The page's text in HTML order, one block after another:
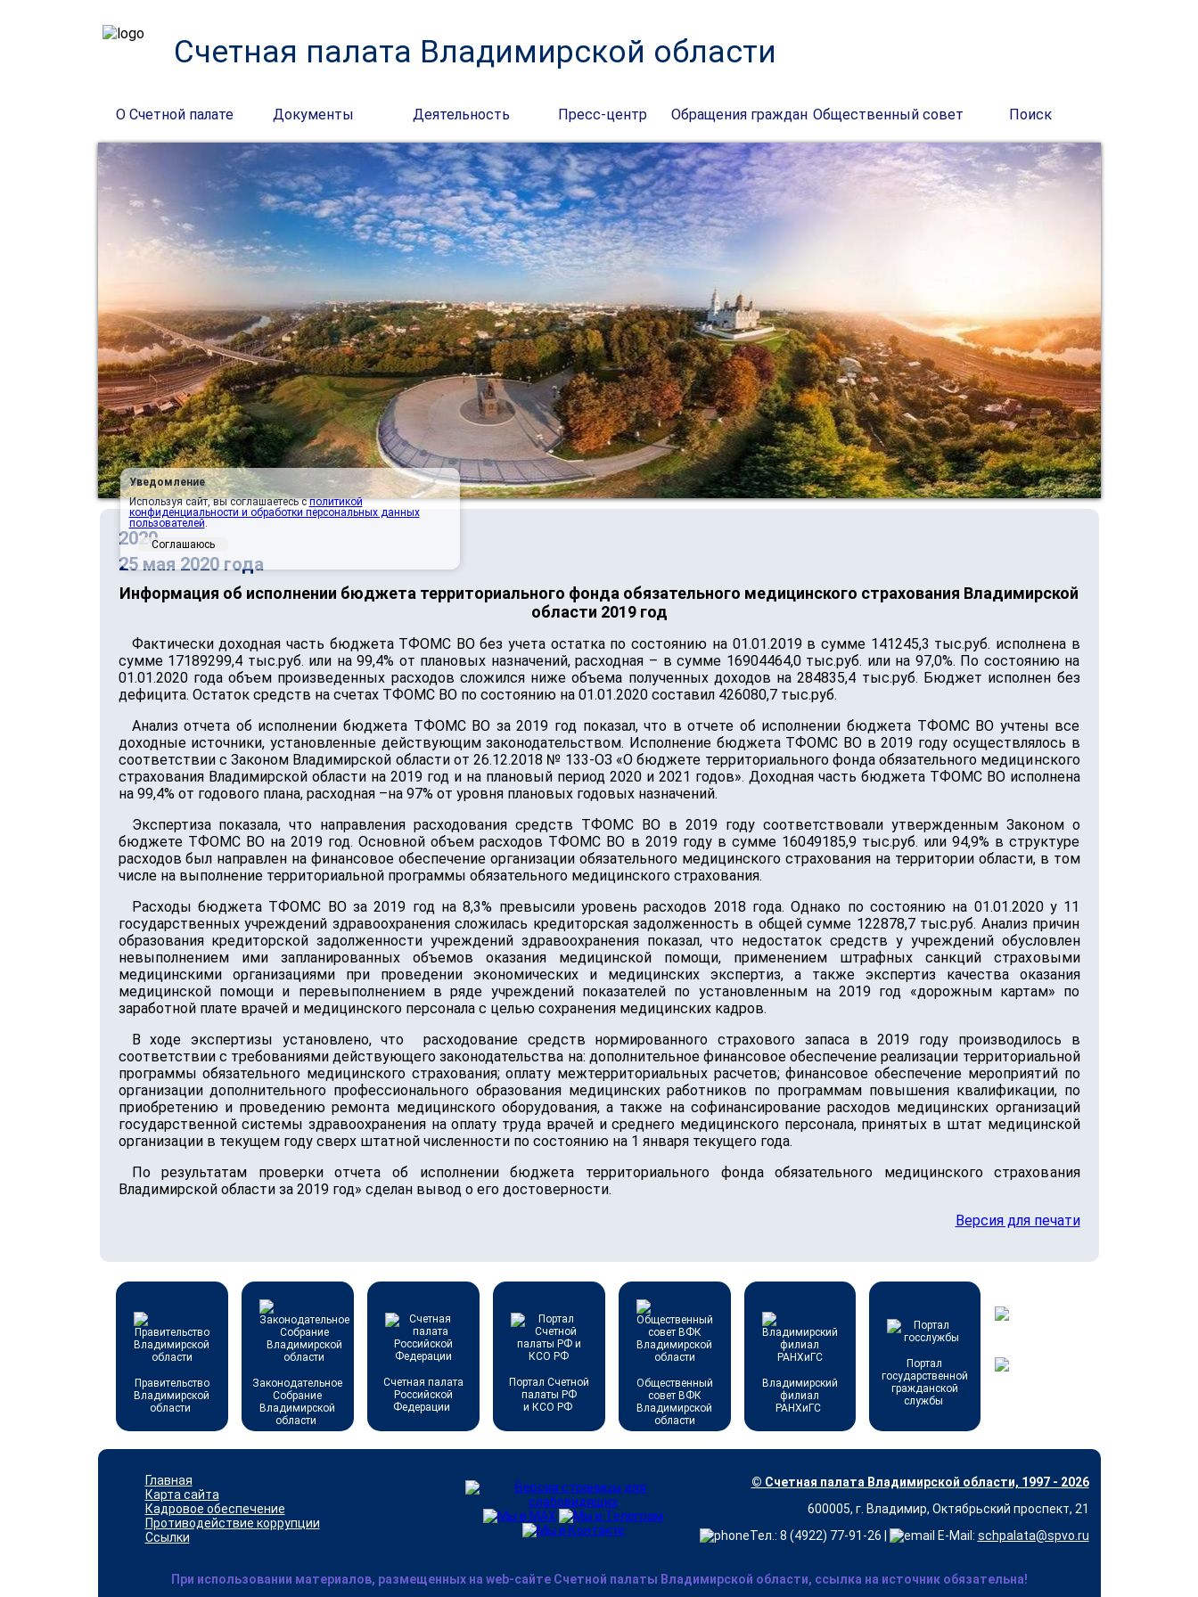
Счетная палата Владимирской области
О Счетной палате Документы Деятельность Пресс-центр Обращения граждан Общественный совет Поиск
2020
25 мая 2020 года
Информация об исполнении бюджета территориального фонда обязательного медицинского страхования Владимирской
области 2019 год
Фактически доходная часть бюджета ТФОМС ВО без учета остатка по состоянию на 01.01.2019 в сумме 141245,3 тыс.руб. исполнена в
сумме 17189299,4 тыс.руб. или на 99,4% от плановых назначений, расходная – в сумме 16904464,0 тыс.руб. или на 97,0%. По состоянию на
01.01.2020 года объем произведенных расходов сложился ниже объема полученных доходов на 284835,4 тыс.руб. Бюджет исполнен без
дефицита. Остаток средств на счетах ТФОМС ВО по состоянию на 01.01.2020 составил 426080,7 тыс.руб.
Анализ отчета об исполнении бюджета ТФОМС ВО за 2019 год показал, что в отчете об исполнении бюджета ТФОМС ВО учтены все
доходные источники, установленные действующим законодательством. Исполнение бюджета ТФОМС ВО в 2019 году осуществлялось в
соответствии с Законом Владимирской области от 26.12.2018 № 133-ОЗ «О бюджете территориального фонда обязательного медицинского
страхования Владимирской области на 2019 год и на плановый период 2020 и 2021 годов». Доходная часть бюджета ТФОМС ВО исполнена
на 99,4% от годового плана, расходная –на 97% от уровня плановых годовых назначений.
Экспертиза показала, что направления расходования средств ТФОМС ВО в 2019 году соответствовали утвержденным Законом о
бюджете ТФОМС ВО на 2019 год. Основной объем расходов ТФОМС ВО в 2019 году в сумме 16049185,9 тыс.руб. или 94,9% в структуре
расходов был направлен на финансовое обеспечение организации обязательного медицинского страхования на территории области, в том
числе на выполнение территориальной программы обязательного медицинского страхования.
Расходы бюджета ТФОМС ВО за 2019 год на 8,3% превысили уровень расходов 2018 года. Однако по состоянию на 01.01.2020 у 11
государственных учреждений здравоохранения сложилась кредиторская задолженность в общей сумме 122878,7 тыс.руб. Анализ причин
образования кредиторской задолженности учреждений здравоохранения показал, что недостаток средств у учреждений обусловлен
невыполнением ими запланированных объемов оказания медицинской помощи, применением штрафных санкций страховыми
медицинскими организациями при проведении экономических и медицинских экспертиз, а также экспертиз качества оказания
медицинской помощи и перевыполнением в ряде учреждений показателей по установленным на 2019 год «дорожным картам» по
заработной плате врачей и медицинского персонала с целью сохранения медицинских кадров.
В ходе экспертизы установлено, что расходование средств нормированного страхового запаса в 2019 году производилось в
соответствии с требованиями действующего законодательства на: дополнительное финансовое обеспечение реализации территориальной
программы обязательного медицинского страхования; оплату межтерриториальных расчетов; финансовое обеспечение мероприятий по
организации дополнительного профессионального образования медицинских работников по программам повышения квалификации, по
приобретению и проведению ремонта медицинского оборудования, а также на софинансирование расходов медицинских организаций
государственной системы здравоохранения на оплату труда врачей и среднего медицинского персонала, принятых в штат медицинской
организации в текущем году сверх штатной численности по состоянию на 1 января текущего года.
По результатам проверки отчета об исполнении бюджета территориального фонда обязательного медицинского страхования
Владимирской области за 2019 год» сделан вывод о его достоверности.
Версия для печати
Правительство
Владимирской
области
Законодательное
Собрание
Владимирской
области
Счетная палата
Российской
Федерации
Портал Счетной
палаты РФ
и КСО РФ
Общественный
совет ВФК
Владимирской
области
Владимирский
филиал
РАНХиГС
Портал
государственной
гражданской
службы
Главная
Карта сайта
Кадровое обеспечение
Противодействие коррупции
Ссылки
© Счетная палата Владимирской области, 1997 - 2026
600005, г. Владимир, Октябрьский проспект, 21
Тел.: 8 (4922) 77-91-26 |
E-Mail: schpalata@spvo.ru
При использовании материалов, размещенных на web-сайте Счетной палаты Владимирской области, ссылка на источник обязательна!
Уведомление
Используя сайт, вы соглашаетесь сполитикой
конфиденциальности и обработки персональных данных
пользователей.
Соглашаюсь